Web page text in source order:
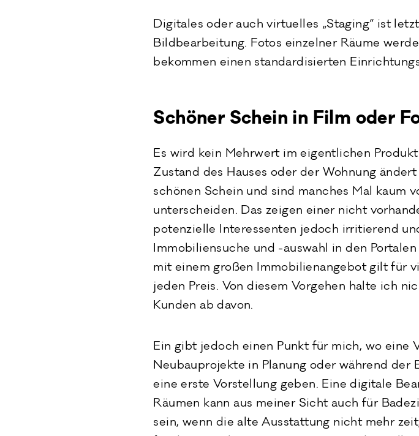
Digitales oder auch virtuelles „Staging“ ist
Bildbearbeitung. Fotos einzelner Räume
bekommen einen standardisierten
Schöner Schein in Film oder
Es wird kein Mehrwert im eigentlichen
Zustand des Hauses oder der Wohnung
schönen Schein und sind manches Mal kaum
unterscheiden. Das zeigen einer nicht
potenzielle Interessenten jedoch irritierend
Immobiliensuche und -auswahl in den
mit einem großen Immobilienangebot gilt für
jeden Preis. Von diesem Vorgehen halte ich
Kunden ab davon.
Ein gibt jedoch einen Punkt für mich, wo eine
Neubauprojekte in Planung oder während der
eine erste Vorstellung geben. Eine digitale
Räumen kann aus meiner Sicht auch für
sein, wenn die alte Ausstattung nicht mehr